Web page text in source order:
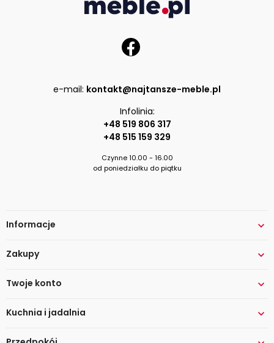
e-mail: kontakt@najtansze-meble.pl
Infolinia:
+48 519 806 317
+48 515 159 329
Czynne 10.00 - 16.00
od poniedziałku do piątku
Informacje 
Zakupy 
Twoje konto 
Kuchnia i jadalnia 